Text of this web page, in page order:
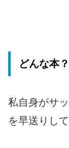
どんな本？
私自身がサ
を早送りし